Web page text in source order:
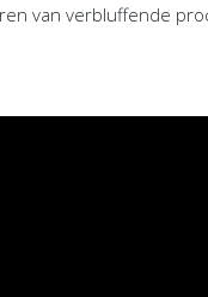
van verbluffende